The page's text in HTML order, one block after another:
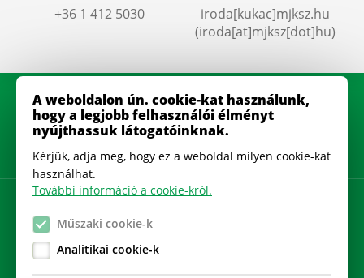
+36 1 412 5030
iroda[kukac]mjksz.hu
(iroda[at]mjksz[dot]hu)
Gyakran Ismételt Kérdések
Cookie beállítások
A weboldalon ún. cookie-kat használunk,
hogy a legjobb felhasználói élményt
nyújthassuk látogatóinknak.
Kérjük, adja meg, hogy ez a weboldal milyen cookie-kat
használhat.
További információ a cookie-król.
Műszaki cookie-k
Analitikai cookie-k